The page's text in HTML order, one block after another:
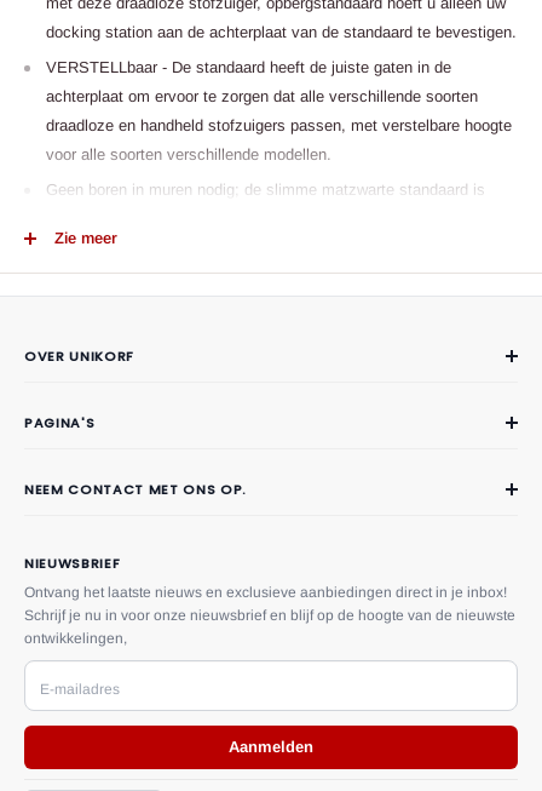
docking station aan de achterplaat van de standaard te bevestigen.
VERSTELLbaar - De standaard heeft de juiste gaten in de
achterplaat om ervoor te zorgen dat alle verschillende soorten
draadloze en handheld stofzuigers passen, met verstelbare hoogte
voor alle soorten verschillende modellen.
Geen boren in muren nodig; de slimme matzwarte standaard is
geplaatst.
Zie meer
OVER UNIKORF
Contact
PAGINA'S
Privacy
Herroepingsrecht
Algemene voorwaarden
Betalings voorwaarden
NIEUWSBRIEF
Ontvang het laatste nieuws en exclusieve aanbiedingen direct in je inbox!
Schrijf je nu in voor onze nieuwsbrief en blijf op de hoogte van de nieuwste
ontwikkelingen,
E-mailadres
Aanmelden
NEEM CONTACT MET ONS OP.
Adres:Driestweg 10, 8071 BT
Nunspeet, Gelderland, Nederland
U kunt ons ook een bericht sturen via het